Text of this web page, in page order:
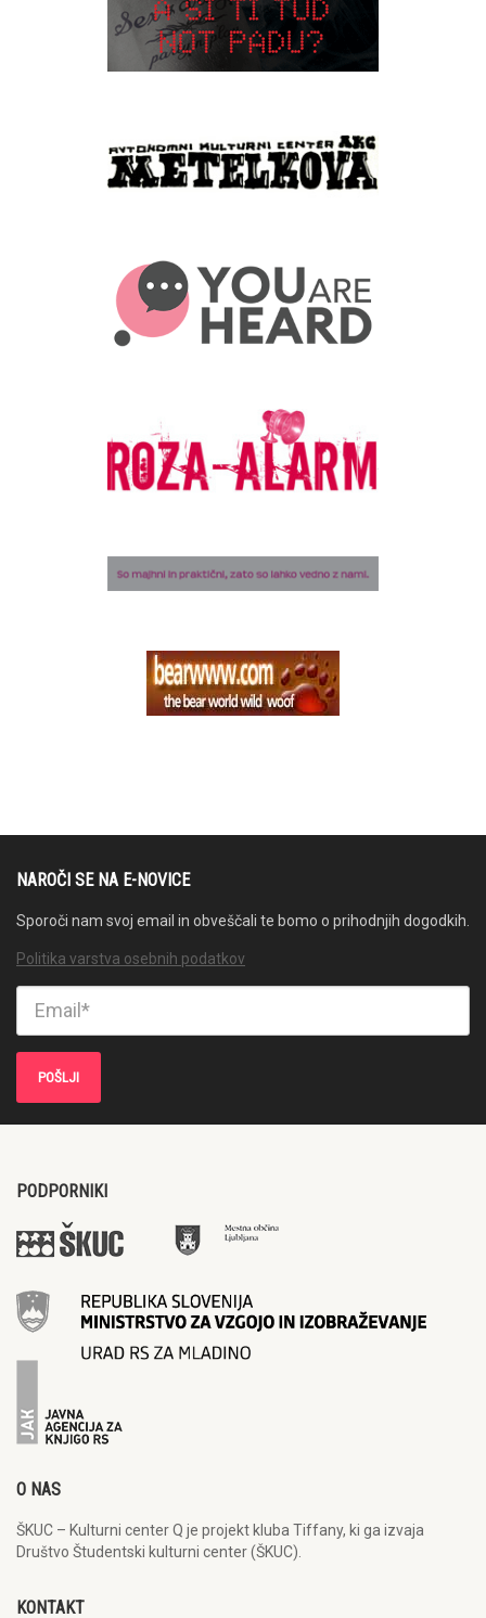
NAROČI SE NA E-NOVICE
Sporoči nam svoj email in obveščali te bomo o prihodnjih dogodkih.
Politika varstva osebnih podatkov
PODPORNIKI
O NAS
ŠKUC – Kulturni center Q je projekt kluba Tiffany, ki ga izvaja
Društvo Študentski kulturni center (ŠKUC).
KONTAKT